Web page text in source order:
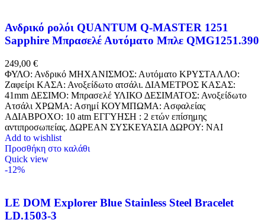
Ανδρικό ρολόι QUANTUM Q-MASTER 1251
Sapphire Μπρασελέ Αυτόματο Μπλε QMG1251.390
249,00 €
ΦΥΛΟ: Ανδρικό ΜΗΧΑΝΙΣΜΟΣ: Αυτόματο ΚΡΥΣΤΑΛΛΟ:
Ζαφείρι ΚΑΣΑ: Ανοξείδωτο ατσάλι. ΔΙΑΜΕΤΡΟΣ ΚΑΣΑΣ:
41mm ΔΕΣΙΜΟ: Μπρασελέ ΥΛΙΚΟ ΔΕΣΙΜΑΤΟΣ: Ανοξείδωτο
Ατσάλι ΧΡΩΜΑ: Ασημί ΚΟΥΜΠΩΜΑ: Ασφαλείας
ΑΔΙΑΒΡΟΧΟ: 10 atm ΕΓΓΥΗΣΗ : 2 ετών επίσημης
αντιπροσωπείας. ΔΩΡΕΑΝ ΣΥΣΚΕΥΑΣΙΑ ΔΩΡΟΥ: NAI
Add to wishlist
Προσθήκη στο καλάθι
Quick view
-12%
LE DOM Explorer Blue Stainless Steel Bracelet
LD.1503-3